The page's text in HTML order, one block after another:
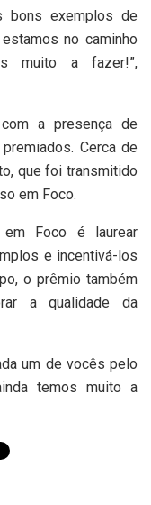
bons exemplos de
no caminho
muito a fazer!”,
a presença de
Cerca de
que foi transmitido
em Foco.
Foco é laurear
e incentivá-los
o prêmio também
a qualidade da
um de vocês pelo
temos muito a